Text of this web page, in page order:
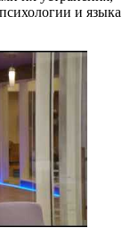
и языка